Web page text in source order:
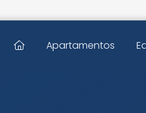
Apartamentos